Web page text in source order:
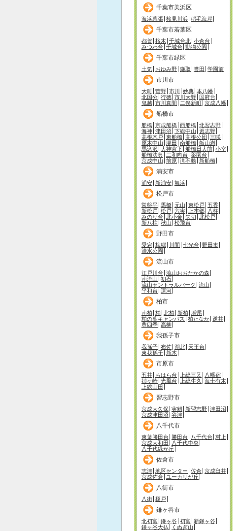
千葉市美浜区
海浜幕張 検見川浜 稲毛海岸
千葉市若葉区
都賀 桜木 千城台北 小倉台
みつわ台 千城台 動物公園
千葉市緑区
土気 おゆみ野 鎌取 誉田 学園前
市川市
大町 菅野 市川 妙典 本八幡
北国分 行徳 市川大野
国府台
鬼越 市川真間 二俣新町 京成八幡
船橋市
船橋 京成船橋 西船橋 北習志野
海神 津田沼 下総中山 習志野
高根木戸 東船橋 高根公団
三咲
原木中山 塚田 南船橋 飯山満
馬込沢 大神宮下 船橋日大前 小室
船橋法典 二和向台 薬園台
京成中山 前原 滝不動 新船橋
浦安市
浦安 新浦安 舞浜
松戸市
常盤平 馬橋 元山 東松戸 五香
新松戸 松戸 六実 上本郷
八柱
みのり台 北小金 矢切 北松戸
新八柱 秋山 松飛台
野田市
愛宕 梅郷 川間 七光台 野田市
清水公園
流山市
江戸川台 流山おおたかの森
南流山 初石
流山セントラルパーク
流山
平和台 運河
柏市
南柏 柏 北柏 新柏 増尾
柏の葉キャンパス
柏たなか 逆井
豊四季 高柳
我孫子市
我孫子 布佐 湖北 天王台
東我孫子 新木
市原市
五井 ちはら台 上総三又
八幡宿
姉ヶ崎 光風台 上総牛久
海士有木
上総山田
習志野市
京成大久保 実籾 新習志野 津田沼
京成津田沼 谷津
八千代市
東葉勝田台 勝田台 八千代台 村上
京成大和田
八千代中央
八千代緑が丘
佐倉市
志津 地区センター 佐倉 京成臼井
京成佐倉
ユーカリが丘
八街市
八街 榎戸
鎌ヶ谷市
北初富 鎌ヶ谷 初富
新鎌ヶ谷
鎌ヶ谷大仏
くぬぎ山